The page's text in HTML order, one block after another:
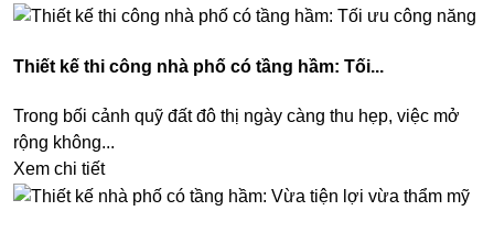
Thiết kế thi công nhà phố có tầng hầm: Tối...
Trong bối cảnh quỹ đất đô thị ngày càng thu hẹp, việc mở
rộng không...
Xem chi tiết